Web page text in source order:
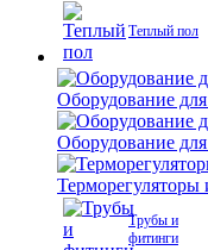
Теплый пол
Оборудование
Оборудование
Терморегуляторы
Трубы и
фитинги